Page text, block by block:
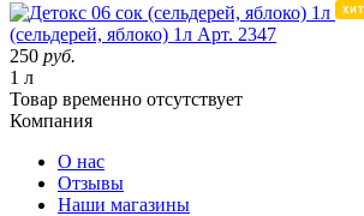
(сельдерей, яблоко) 1л Арт. 2347
250 руб.
1 л
Товар временно отсутствует
Компания
О нас
Отзывы
Наши магазины